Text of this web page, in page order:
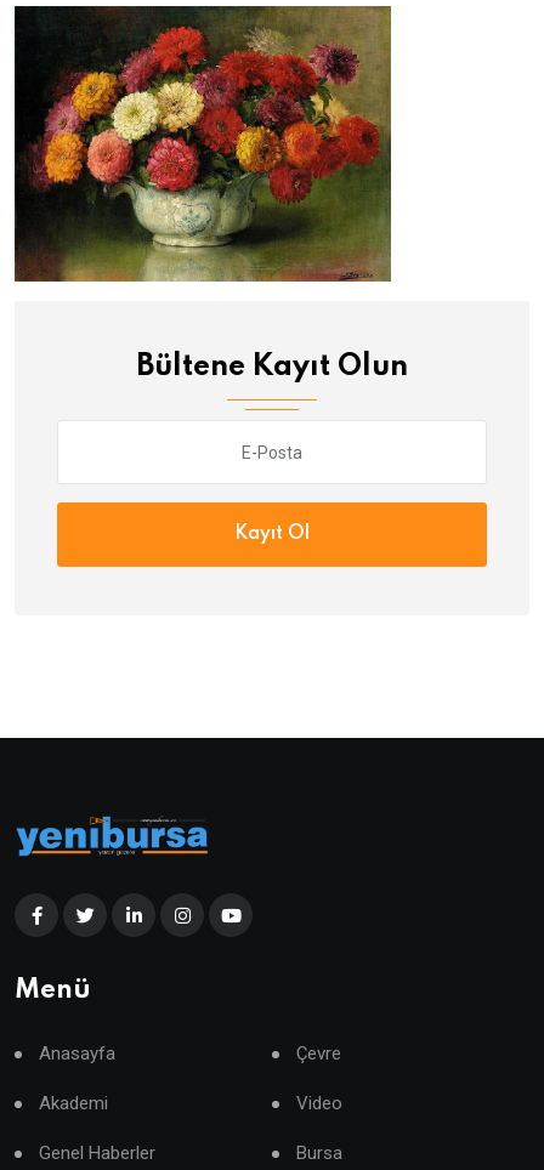
Bültene Kayıt Olun
Kayıt Ol
Menü
Anasayfa Çevre
Akademi Video
Genel Haberler Bursa